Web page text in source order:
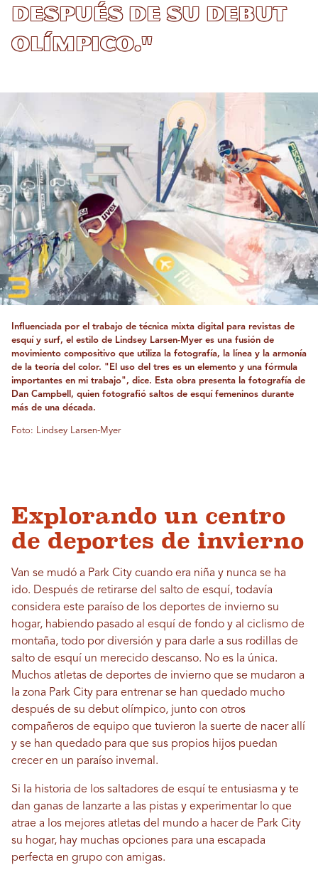
después de su debut
olímpico."
Influenciada por el trabajo de técnica mixta digital para revistas de
esquí y surf, el estilo de Lindsey Larsen-Myer es una fusión de
movimiento compositivo que utiliza la fotografía, la línea y la armonía
de la teoría del color. "El uso del tres es un elemento y una fórmula
importantes en mi trabajo", dice. Esta obra presenta la fotografía de
Dan Campbell, quien fotografió saltos de esquí femeninos durante
más de una década.
Foto: Lindsey Larsen-Myer
Explorando un centro
de deportes de invierno
Van se mudó a Park City cuando era niña y nunca se ha
ido. Después de retirarse del salto de esquí, todavía
considera este paraíso de los deportes de invierno su
hogar, habiendo pasado al esquí de fondo y al ciclismo de
montaña, todo por diversión y para darle a sus rodillas de
salto de esquí un merecido descanso. No es la única.
Muchos atletas de deportes de invierno que se mudaron a
la zona Park City para entrenar se han quedado mucho
después de su debut olímpico, junto con otros
compañeros de equipo que tuvieron la suerte de nacer allí
y se han quedado para que sus propios hijos puedan
crecer en un paraíso invernal.
Si la historia de los saltadores de esquí te entusiasma y te
dan ganas de lanzarte a las pistas y experimentar lo que
atrae a los mejores atletas del mundo a hacer de Park City
su hogar, hay muchas opciones para una escapada
perfecta en grupo con amigas.